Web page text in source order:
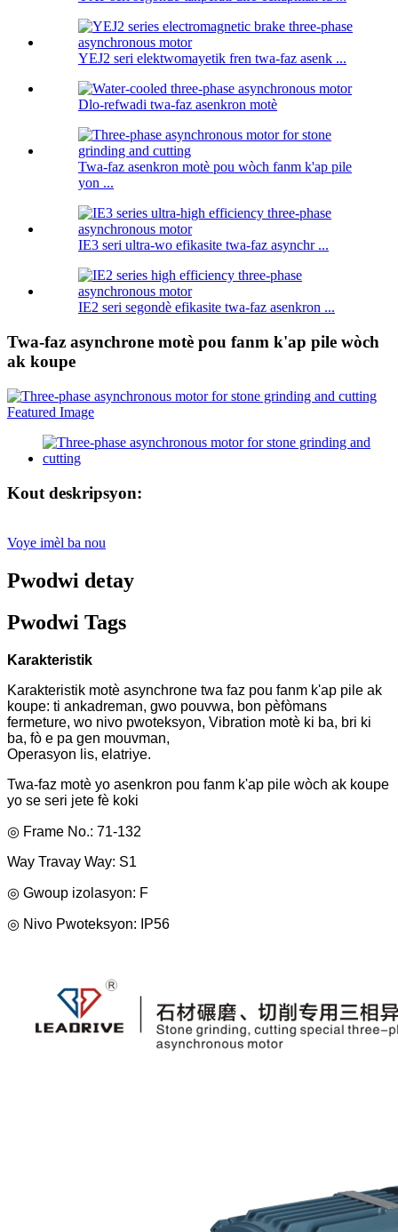
YEJ2 seri elektwomayetik fren twa-faz asenk ...
Dlo-refwadi twa-faz asenkron motè
Twa-faz asenkron motè pou wòch fanm k'ap pile
yon ...
IE3 seri ultra-wo efikasite twa-faz asynchr ...
IE2 seri segondè efikasite twa-faz asenkron ...
Twa-faz asynchrone motè pou fanm k'ap pile wòch
ak koupe
Kout deskripsyon:
Voye imèl ba nou
Pwodwi detay
Pwodwi Tags
Karakteristik
Karakteristik motè asynchrone twa faz pou fanm k'ap pile ak
koupe: ti ankadreman, gwo pouvwa, bon pèfòmans
fermeture, wo nivo pwoteksyon, Vibration motè ki ba, bri ki
ba, fò e pa gen mouvman,
Operasyon lis, elatriye.
Twa-faz motè yo asenkron pou fanm k'ap pile wòch ak koupe
yo se seri jete fè koki
◎ Frame No.: 71-132
Way Travay Way: S1
◎ Gwoup izolasyon: F
◎ Nivo Pwoteksyon: IP56